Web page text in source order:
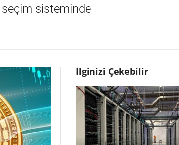
seçim sisteminde
İlginizi Çekebilir